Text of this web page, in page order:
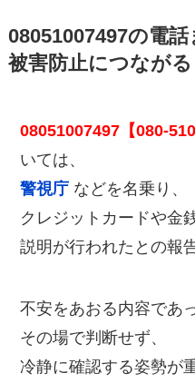
08051007497の電
被害防止につながる
08051007497【080-
いては、
警視庁 などを名乗り、
クレジットカードや金
説明が行われたとの報
不安をあおる内容であ
その場で判断せず、
冷静に確認する姿勢が